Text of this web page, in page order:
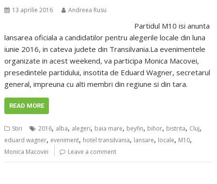
13 aprilie 2016 Andreea Rusu
Partidul M10 isi anunta
lansarea oficiala a candidatilor pentru alegerile locale din luna
iunie 2016, in cateva judete din Transilvania.La evenimentele
organizate in acest weekend, va participa Monica Macovei,
presedintele partidului, insotita de Eduard Wagner, secretarul
general, impreuna cu alti membri din regiune si din tara.
READ MORE
Stiri 2016, alba, alegeri, baia mare, beyfin, bihor, bistrita, Cluj,
eduard wagner, eveniment, hotel transilvania, lansare, locale, M10,
Monica Macovei Leave a comment